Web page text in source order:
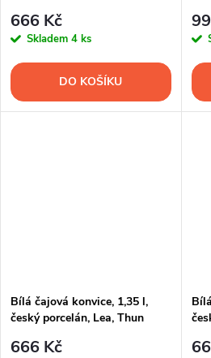
666 Kč
Skladem 4 ks
DO KOŠÍKU
Bílá čajová konvice, 1,35 l,
český porcelán, Lea, Thun
666 Kč